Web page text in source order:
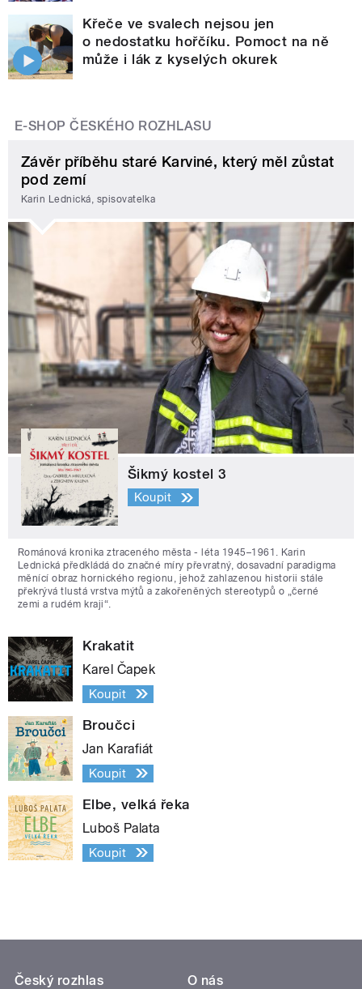
Křeče ve svalech nejsou jen
o nedostatku hořčíku. Pomoct na ně
může i lák z kyselých okurek
E-SHOP ČESKÉHO ROZHLASU
Závěr příběhu staré Karviné, který měl zůstat
pod zemí
Karin Lednická, spisovatelka
Šikmý kostel 3
Koupit
Románová kronika ztraceného města - léta 1945–1961. Karin
Lednická předkládá do značné míry převratný, dosavadní paradigma
měnící obraz hornického regionu, jehož zahlazenou historii stále
překrývá tlustá vrstva mýtů a zakořeněných stereotypů o „černé
zemi a rudém kraji“.
Krakatit
Karel Čapek
Koupit
Broučci
Jan Karafiát
Koupit
Elbe, velká řeka
Luboš Palata
Koupit
Český rozhlas
O nás